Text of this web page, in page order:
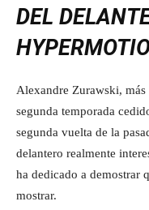
DEL
Alexandre Zurawski,
segunda temporada
segunda vuelta de la
delantero realmente
ha dedicado a demostrar
mostrar.